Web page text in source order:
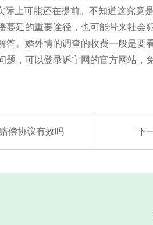
际上可能还在提前。不知道这究
蔓延的重要途径，也可能带来社会
。婚外情的调查的收费一般是要
题，可以登录诉宁网的官方网站，
偿协议有效吗 下